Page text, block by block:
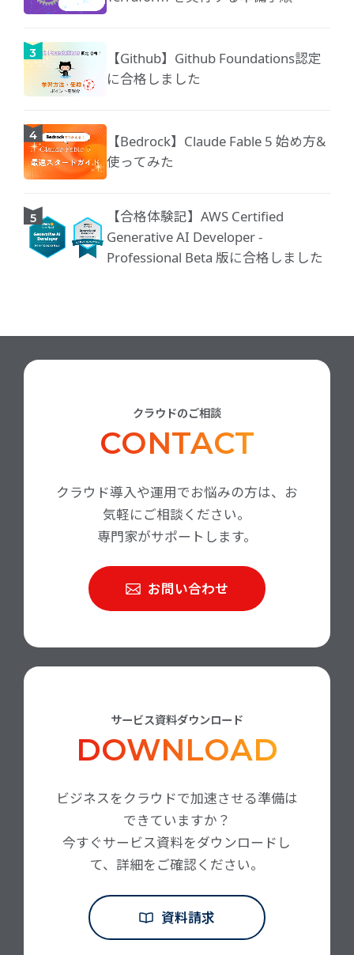
【Github】Github Foundations認定
に合格しました
【Bedrock】Claude Fable 5 始め方&
使ってみた
【合格体験記】AWS Certified
Generative AI Developer -
Professional Beta 版に合格しました
クラウドのご相談
CONTACT
クラウド導入や運用でお悩みの方は、お
気軽にご相談ください。
専門家がサポートします。
お問い合わせ
サービス資料ダウンロード
DOWNLOAD
ビジネスをクラウドで加速させる準備は
できていますか？
今すぐサービス資料をダウンロードし
て、詳細をご確認ください。
資料請求